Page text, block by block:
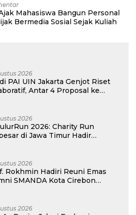
Mahasiswa Bangun Personal
Bermedia Sosial Sejak Kuliah
2026
PAI UIN Jakarta Genjot Riset
Antar 4 Proposal ke
2026
2026: Charity Run
di Jawa Timur Hadir
Honorer
2026
Rokhmin Hadiri Reuni Emas
SMANDA Kota Cirebon
2026